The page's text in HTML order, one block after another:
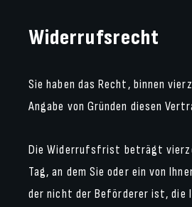
Widerrufsrecht
Sie haben das Recht, binnen
Angabe von Gründen diesen
Die Widerrufsfrist beträgt
Tag, an dem Sie oder ein von
der nicht der Beförderer ist, die